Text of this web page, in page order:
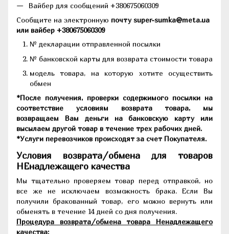
Вайбер для сообщений +380675060309
Сообщите на электронную почту super-sumka@meta.ua
или вайбер +380675060309
№ декларации отправленной посылки
№ банковской карты для возврата стоимости товара
модель товара, на которую хотите осуществить
обмен
*После получения, проверки содержимого посылки на
соответствие условиям возврата товара, мы
возвращаем Вам деньги на банковскую карту или
высылаем другой товар в течение трех рабочих дней.
*Услуги перевозчиков происходят за счет Покупателя.
Условия возврата/обмена для товаров
НЕнадлежащего качества
Мы тщательно проверяем товар перед отправкой, но
все же не исключаем возможность брака. Если Вы
получили бракованный товар, его можно вернуть или
обменять в течение 14 дней со дня получения.
Процедура возврата/обмена товара Ненадлежащего
качества: